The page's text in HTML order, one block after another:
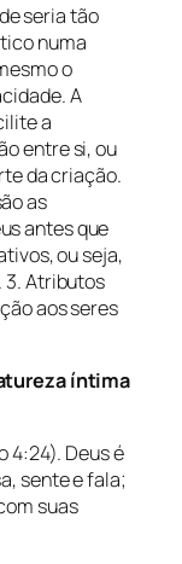
seria tão
numa
o
A
a
entre si, ou
da criação.
as
antes que
ou seja,
3. Atributos
aos seres
íntima
4:24). Deus é
sente e fala;
suas